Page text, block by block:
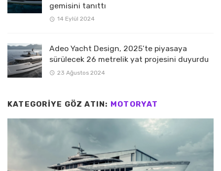
gemisini tanıttı
14 Eylül 2024
Adeo Yacht Design, 2025’te piyasaya
sürülecek 26 metrelik yat projesini duyurdu
23 Ağustos 2024
KATEGORIYE GÖZ ATIN: MOTORYAT